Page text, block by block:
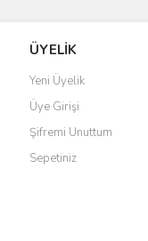
ÜYELİK
Yeni Üyelik
Üye Girişi
Şifremi Unuttum
Sepetiniz